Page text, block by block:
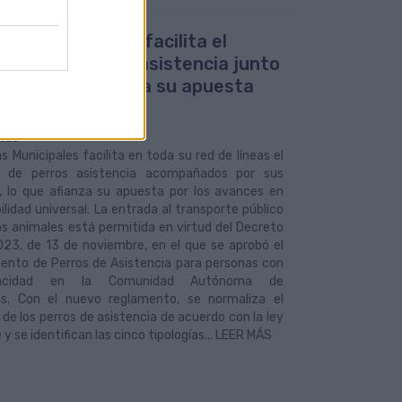
Municipales facilita el
de perros de asistencia junto
dueños y afianza su apuesta
Municipales facilita en toda su red de líneas el
de perros asistencia acompañados por sus
lo que afianza su apuesta por los avances en
universal. La entrada al transporte público
animales está permitida en virtud del Decreto
de 13 de noviembre, en el que se aprobó el
de Perros de Asistencia para personas con
en la Comunidad Autónoma de
Con el nuevo reglamento, se normaliza el
los perros de asistencia de acuerdo con la ley
se identifican las cinco tipologías... LEER MÁS